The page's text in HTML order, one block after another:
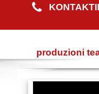
produzioni